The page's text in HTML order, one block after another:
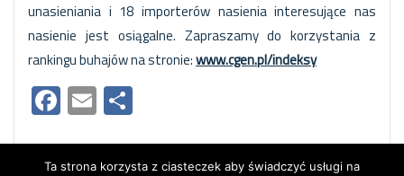
unasieniania i 18 importerów nasienia interesujące nas
nasienie jest osiągalne. Zapraszamy do korzystania z
rankingu buhajów na stronie:www.cgen.pl/indeksy
Facebook
Email
Ta strona korzysta z ciasteczek aby świadczyć usługi na